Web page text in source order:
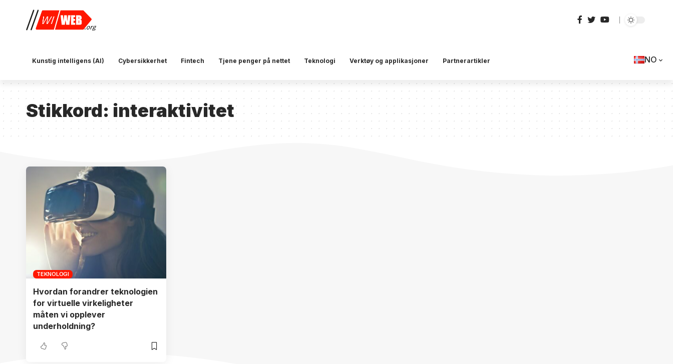
Kunstig intelligens (AI) Cybersikkerhet Fintech Tjene penger på nettet Teknologi Verktøy og applikasjoner Partnerartikler NO
Stikkord: interaktivitet
TEKNOLOGI
Hvordan forandrer teknologien
for virtuelle virkeligheter
måten vi opplever
underholdning?